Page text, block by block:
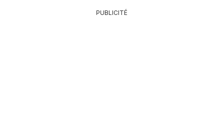
PUBLICITÉ